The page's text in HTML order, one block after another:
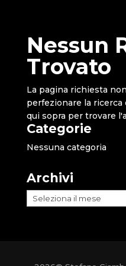
Nessun
Trovato
La pagina richiesta
perfezionare la ricerca
qui sopra per trovare
Categorie
Nessuna categoria
Archivi
Archivi